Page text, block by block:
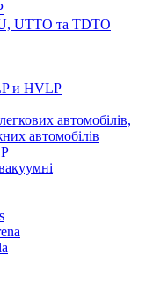
UTTO та TDTO
и HVLP
автомобілів,
автомобілів